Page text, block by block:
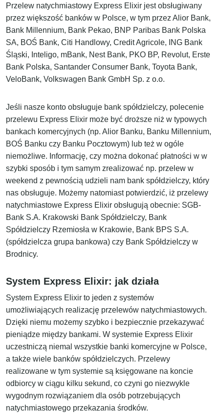
Przelew natychmiastowy Express Elixir jest obsługiwany
przez większość banków w Polsce, w tym przez Alior Bank,
Bank Millennium, Bank Pekao, BNP Paribas Bank Polska
SA, BOŚ Bank, Citi Handlowy, Credit Agricole, ING Bank
Śląski, Inteligo, mBank, Nest Bank, PKO BP, Revolut, Erste
Bank Polska, Santander Consumer Bank, Toyota Bank,
VeloBank, Volkswagen Bank GmbH Sp. z o.o.
Jeśli nasze konto obsługuje bank spółdzielczy, polecenie
przelewu Express Elixir może być droższe niż w typowych
bankach komercyjnych (np. Alior Banku, Banku Millennium,
BOŚ Banku czy Banku Pocztowym) lub też w ogóle
niemożliwe. Informację, czy można dokonać płatności w w
szybki sposób i tym samym zrealizować np. przelew w
weekend z pewnością udzieli nam bank spółdzielczy, który
nas obsługuje. Możemy natomiast potwierdzić, iż przelewy
natychmiastowe Express Elixir obsługują obecnie: SGB-
Bank S.A. Krakowski Bank Spółdzielczy, Bank
Spółdzielczy Rzemiosła w Krakowie, Bank BPS S.A.
(spółdzielcza grupa bankowa) czy Bank Spółdzielczy w
Brodnicy.
System Express Elixir: jak działa
System Express Elixir to jeden z systemów
umożliwiających realizację przelewów natychmiastowych.
Dzięki niemu możemy szybko i bezpiecznie przekazywać
pieniądze między bankami. W systemie Express Elixir
uczestniczą niemal wszystkie banki komercyjne w Polsce,
a także wiele banków spółdzielczych. Przelewy
realizowane w tym systemie są księgowane na koncie
odbiorcy w ciągu kilku sekund, co czyni go niezwykle
wygodnym rozwiązaniem dla osób potrzebujących
natychmiastowego przekazania środków.